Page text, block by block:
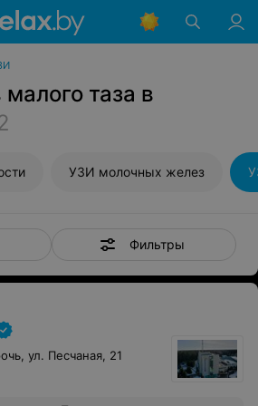
таза в
УЗИ молочных желез
Фильтры
ул. Песчаная, 21